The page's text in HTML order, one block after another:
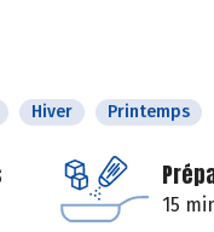
Hiver Printemps
15